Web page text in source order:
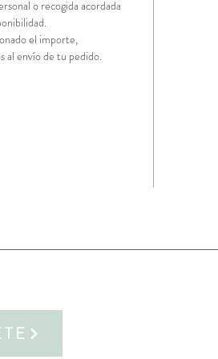
o recogida acordada
el importe,
al envío de tu pedido.